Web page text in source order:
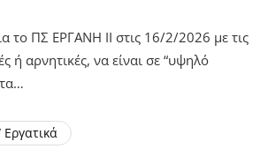
το ΠΣ ΕΡΓΑΝΗ ΙΙ στις 16/2/2026 με τις
ή αρνητικές, να είναι σε “υψηλό